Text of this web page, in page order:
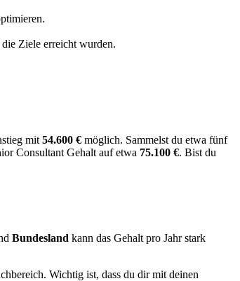
Ziele erreicht wurden.
mit 54.600 € möglich. Sammelst du etwa fünf
Consultant Gehalt auf etwa 75.100 €. Bist du
Bundesland kann das Gehalt pro Jahr stark
Wichtig ist, dass du dir mit deinen